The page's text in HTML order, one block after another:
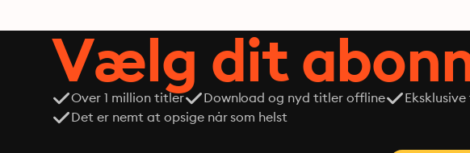
Vælg dit
Over 1 million titler Download og nyd titler offline
Det er nemt at opsige når som helst